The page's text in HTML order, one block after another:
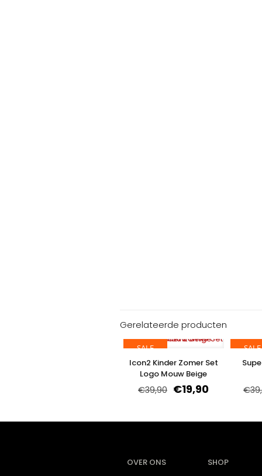
Gerelateerde producten
SALE
Icon2 Kinder Zomer Set
Logo Mouw Beige
€39,90 €19,90
SALE
€
OVER ONS
SHOP